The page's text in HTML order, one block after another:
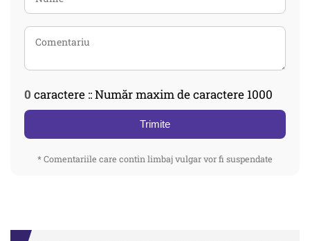
0 caractere :: Număr maxim de caractere 1000
Trimite
* Comentariile care contin limbaj vulgar vor fi suspendate